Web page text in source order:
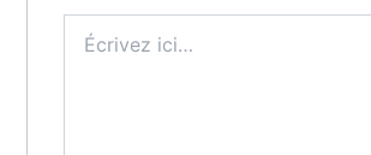
ici…